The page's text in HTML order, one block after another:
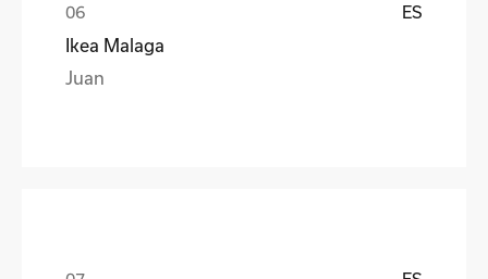
ES
Ikea Malaga
Juan